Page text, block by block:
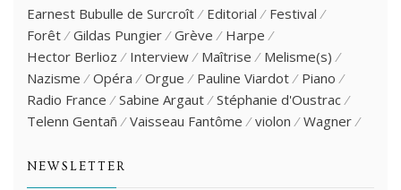
Earnest Bubulle de Surcroît
Editorial
Festival
Forêt
Gildas Pungier Grève
Harpe
Hector Berlioz
Interview Maîtrise
Melisme(s)
Nazisme
Opéra Orgue Pauline Viardot
Piano
Radio France
Sabine Argaut
Stéphanie d'Oustrac
Telenn Gentañ
Vaisseau Fantôme violon Wagner
NEWSLETTER